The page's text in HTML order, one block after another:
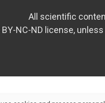
All scientific
BY-NC-ND license,